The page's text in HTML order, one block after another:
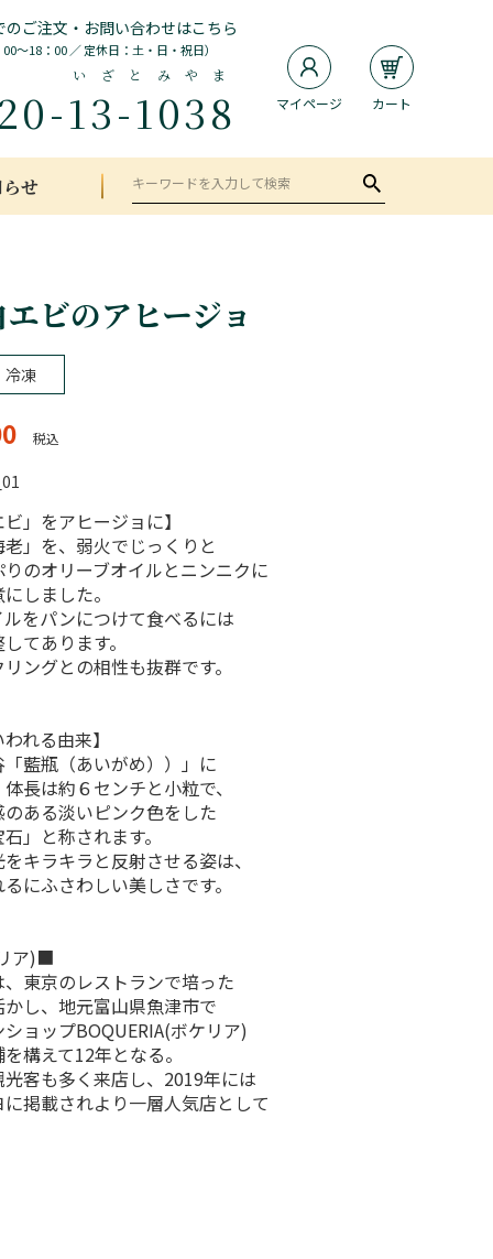
のご注文・お問い合わせはこちら
～18：00 ／ 定休日：土・日・祝日）
13-1038
いざとみやま
マイページ
カート
せ
ビのアヒージョ
冷凍
税込
」をアヒージョに】
」を、弱火でじっくりと
のオリーブオイルとニンニクに
しました。
をパンにつけて食べるには
てあります。
ングとの相性も抜群です。
れる由来】
藍瓶（あいがめ））」に
長は約６センチと小粒で、
ある淡いピンク色をした
」と称されます。
キラキラと反射させる姿は、
にふさわしい美しさです。
ア)■
東京のレストランで培った
し、地元富山県魚津市で
ョップBOQUERIA(ボケリア)
構えて12年となる。
客も多く来店し、2019年には
掲載されより一層人気店として